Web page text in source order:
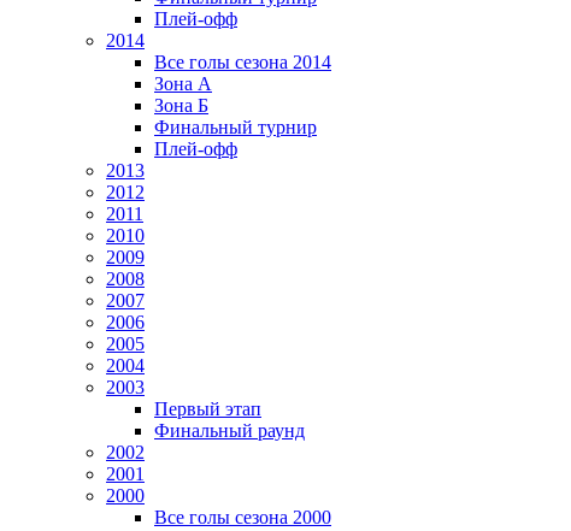
Плей-офф
2014
Все голы сезона 2014
Зона А
Зона Б
Финальный турнир
Плей-офф
2013
2012
2011
2010
2009
2008
2007
2006
2005
2004
2003
Первый этап
Финальный раунд
2002
2001
2000
Все голы сезона 2000